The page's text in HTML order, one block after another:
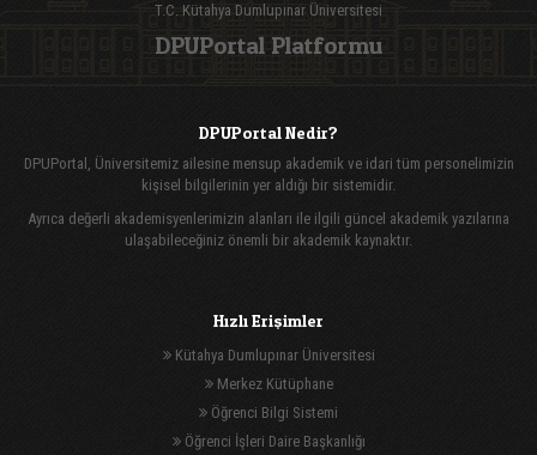
T.C. Kütahya Dumlupınar Üniversitesi
DPUPortal Platformu
DPUPortal Nedir?
DPUPortal, Üniversitemiz ailesine mensup akademik ve idari tüm personelimizin
kişisel bilgilerinin yer aldığı bir sistemidir.
Ayrıca değerli akademisyenlerimizin alanları ile ilgili güncel akademik yazılarına
ulaşabileceğiniz önemli bir akademik kaynaktır.
Hızlı Erişimler
Kütahya Dumlupınar Üniversitesi
Merkez Kütüphane
Öğrenci Bilgi Sistemi
Öğrenci İşleri Daire Başkanlığı